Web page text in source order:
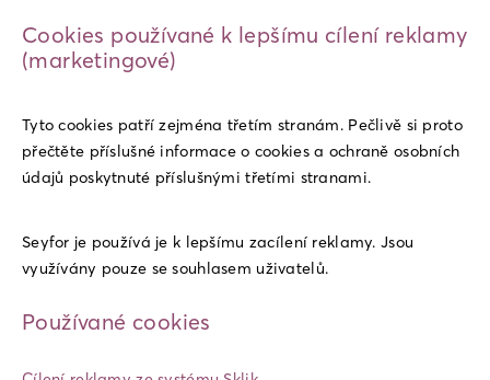
Cookies používané k lepšímu cílení reklamy
(marketingové)
Tyto cookies patří zejména třetím stranám. Pečlivě si proto
přečtěte příslušné informace o cookies a ochraně osobních
údajů poskytnuté příslušnými třetími stranami.
Seyfor je používá je k lepšímu zacílení reklamy. Jsou
využívány pouze se souhlasem uživatelů.
Používané cookies